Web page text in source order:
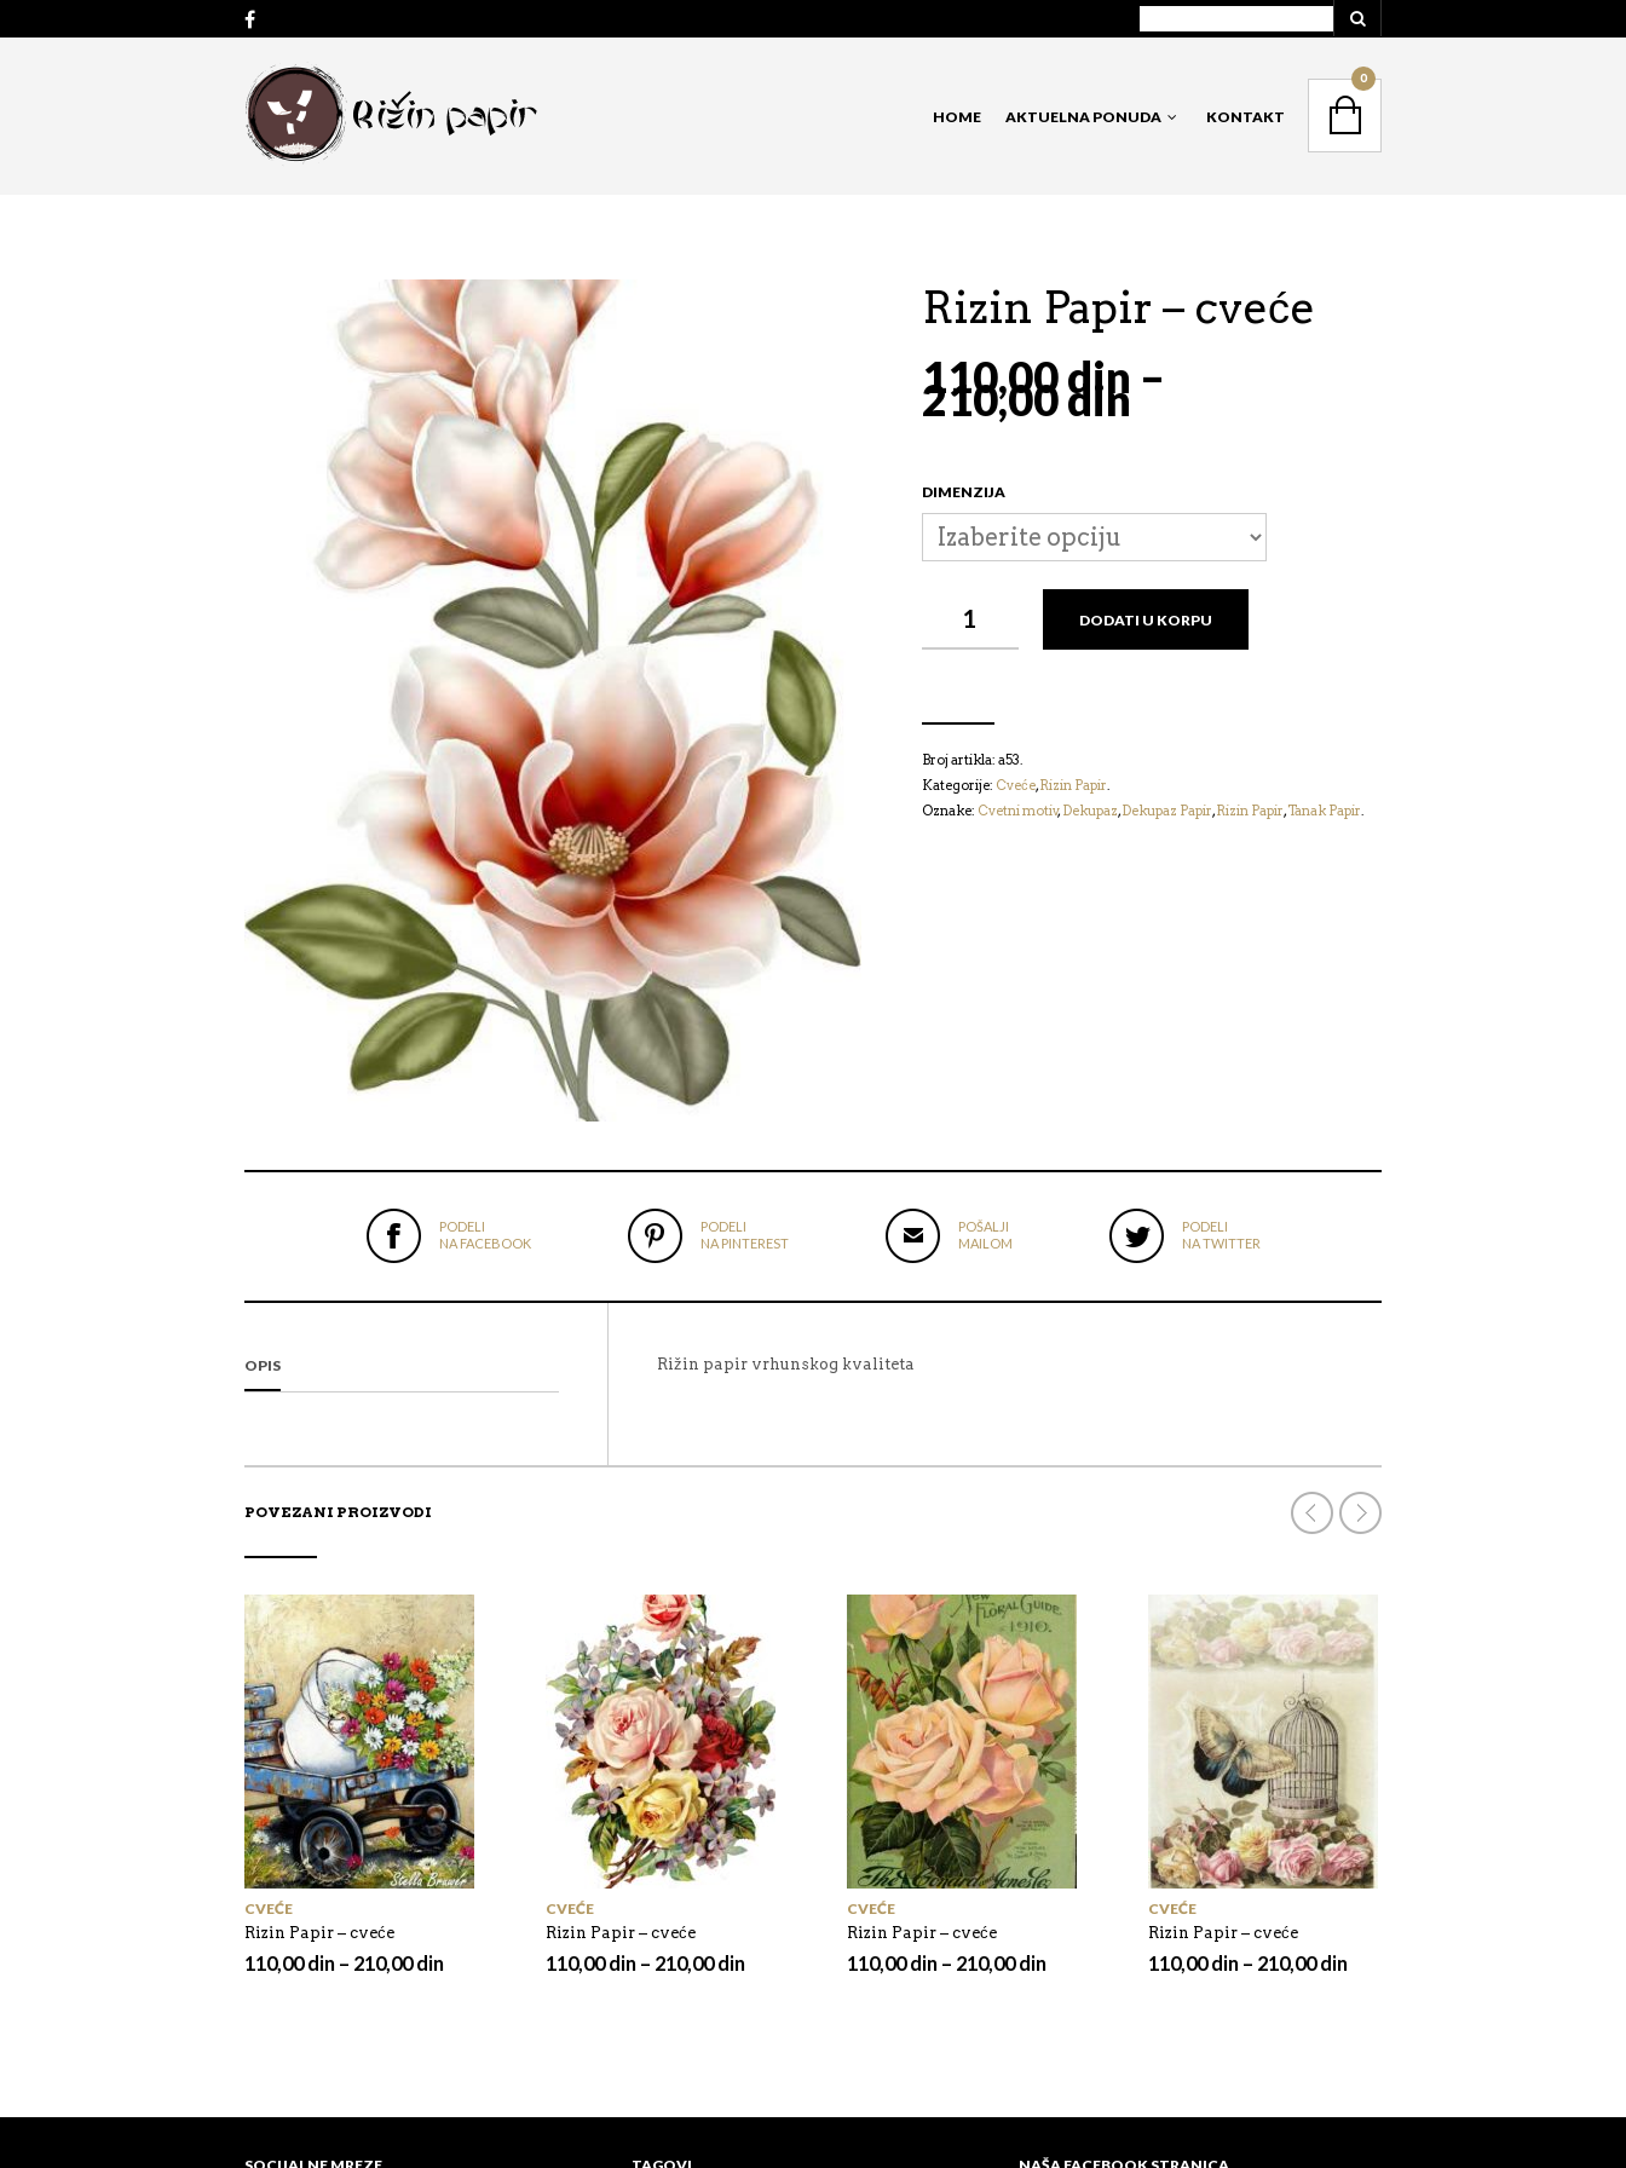
HOME AKTUELNA PONUDA KONTAKT
0
Rizin Papir – cveće
110,00din –
210,00din
DIMENZIJA
-
DODATI U KORPU
Broj artikla: a53.
Kategorije: Cveće,Rizin Papir.
Oznake: Cvetni motiv, Dekupaz,Dekupaz Papir,Rizin Papir,Tanak Papir.
PODELI
NA FACEBOOK
PODELI
NA PINTEREST
POŠALJI
MAILOM
PODELI
NA TWITTER
OPIS Rižin papir vrhunskog kvaliteta
POVEZANI PROIZVODI
CVEĆE
Rizin Papir – cveće
110,00din – 210,00din
CVEĆE
Rizin Papir – cveće
110,00din – 210,00din
CVEĆE
Rizin Papir – cveće
110,00din – 210,00din
CVEĆE
Rizin Papir – cveće
110,00din – 210,00din